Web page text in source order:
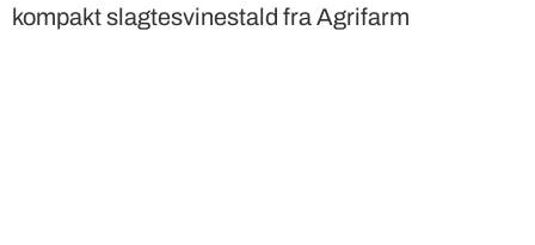
kompakt slagtesvinestald fra Agrifarm